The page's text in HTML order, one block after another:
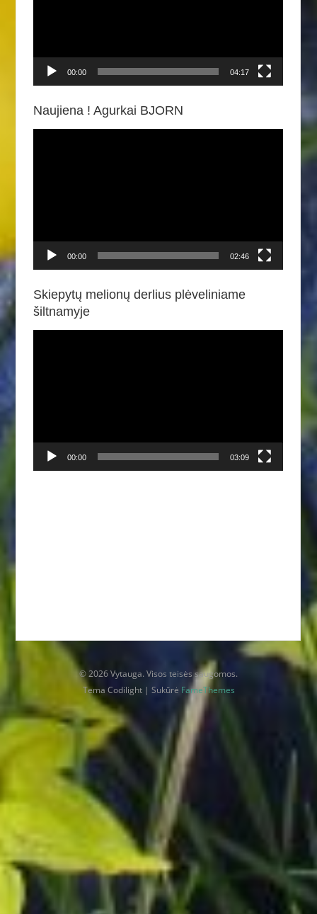
00:00 04:17
Naujiena ! Agurkai BJORN
00:00 02:46
Skiepytų melionų derlius plėveliniame
šiltnamyje
00:00 03:09
© 2026 Vytauga. Visos teisės saugomos.
Tema Codilight | Sukūrė FameThemes